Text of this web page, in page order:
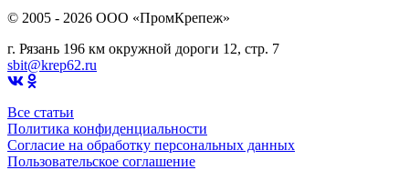
© 2005 - 2026 OOO «ПромКрепеж»
г. Рязань 196 км окружной дороги 12, стр. 7
sbit@krep62.ru
Все статьи
Политика конфиденциальности
Согласие на обработку персональных данных
Пользовательское соглашение